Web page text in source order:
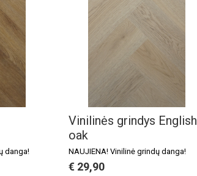
danga!
Vinilinės grindys English
oak
NAUJIENA! Vinilinė grindų danga!
€ 29,90